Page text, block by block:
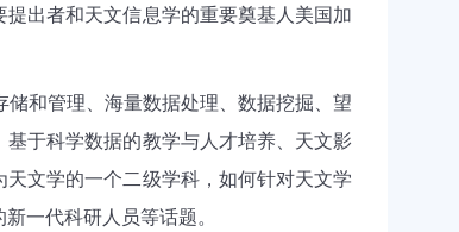
出者和天文信息学的重要奠基人美国加
和管理、海量数据处理、数据挖掘、望
于科学数据的教学与人才培养、天文影
文学的一个二级学科，如何针对天文学
一代科研人员等话题。